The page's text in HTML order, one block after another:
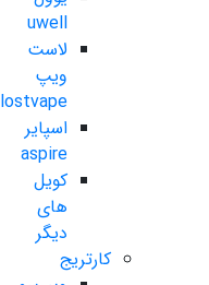
uwell
لاست
ویپ
lostvape
اسپایر
aspire
کویل
های
دیگر
کارتریج